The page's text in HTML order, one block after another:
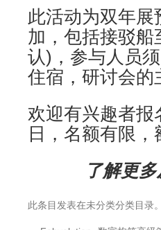
此活动为双年
加，包括接驳船
认)，参与人员
住宿，研讨会的
欢迎有兴趣者报
日，名额有限，
了解更
此条目发表在未分类分类目录